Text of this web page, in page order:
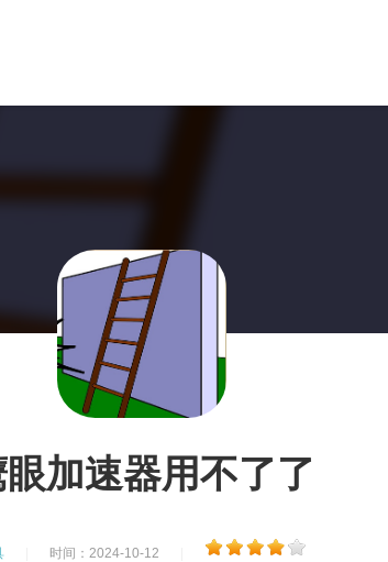
眼加速器用不了了
时间：2024-10-12